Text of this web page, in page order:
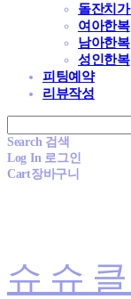
돌잔치
여아한복
남아한복
성인한복
피팅예약
리뷰작성
Search 검색
Log In 로그인
Cart장바구니
슈슈